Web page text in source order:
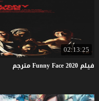
02:13:25
فيلم FunnyFace2020 مترجم